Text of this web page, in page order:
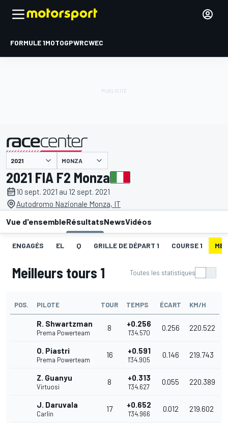
FORMULE 1MOTOGPWRCWEC
présenté par MONZA
2021 FIA F2 Monza
10 sept. 2021 au 12 sept. 2021
Autodromo Nazionale Monza, IT
Vue d'ensembleRésultatsNewsVidéos
ENGAGÉS EL Q GRILLE DE DÉPART 1 COURSE 1
Meilleurs tours 1 Toutes les statistiques
POS. PILOTE TOUR TEMPS ÉCART KM/H
R. Shwartzman
Prema Powerteam
8 +0.256
1'34.570
0.256 220.522
O. Piastri
Prema Powerteam
16 +0.591
1'34.905
0.146 219.743
Z. Guanyu
Virtuosi
8 +0.313
1'34.627
0.055 220.389
J. Daruvala
Carlin
17 +0.652
1'34.966
0.012 219.602